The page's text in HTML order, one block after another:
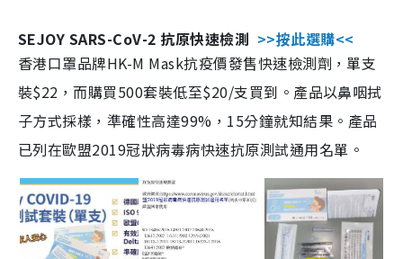
SEJOY SARS-CoV-2 抗原快速檢測 >>按此選購<<
香港口罩品牌HK-M Mask抗疫價發售快速檢測劑，單支
裝$22，而購買500套裝低至$20/支買到。產品以鼻咽拭
子方式採樣，準確性高達99%，15分鐘就知結果。產品
已列在歐盟2019冠狀病毒病快速抗原測試通用名單。